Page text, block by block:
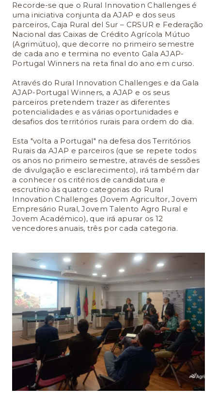
Recorde-se que o Rural Innovation Challenges é
uma iniciativa conjunta da AJAP e dos seus
parceiros, Caja Rural del Sur – CRSUR e Federação
Nacional das Caixas de Crédito Agrícola Mútuo
(Agrimútuo), que decorre no primeiro semestre
de cada ano e termina no evento Gala AJAP-
Portugal Winners na reta final do ano em curso.
Através do Rural Innovation Challenges e da Gala
AJAP-Portugal Winners, a AJAP e os seus
parceiros pretendem trazer as diferentes
potencialidades e as várias oportunidades e
desafios dos territórios rurais para ordem do dia.
Esta "volta a Portugal" na defesa dos Territórios
Rurais da AJAP e parceiros (que se repete todos
os anos no primeiro semestre, através de sessões
de divulgação e esclarecimento), irá também dar
a conhecer os critérios de candidatura e
escrutínio às quatro categorias do Rural
Innovation Challenges (Jovem Agricultor, Jovem
Empresário Rural, Jovem Talento Agro Rural e
Jovem Académico), que irá apurar os 12
vencedores anuais, três por cada categoria.